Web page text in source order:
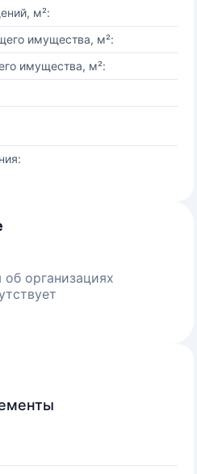
м²:
имущества, м²:
имущества, м²:
организациях